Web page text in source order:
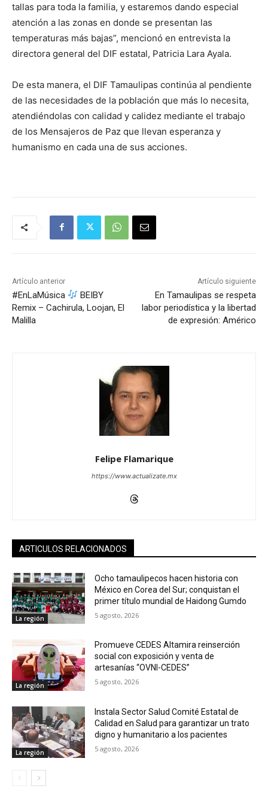
tallas para toda la familia, y estaremos dando especial
atención a las zonas en donde se presentan las
temperaturas más bajas”, mencionó en entrevista la
directora general del DIF estatal, Patricia Lara Ayala.
De esta manera, el DIF Tamaulipas continúa al pendiente
de las necesidades de la población que más lo necesita,
atendiéndolas con calidad y calidez mediante el trabajo
de los Mensajeros de Paz que llevan esperanza y
humanismo en cada una de sus acciones.
Artículo anterior
#EnLaMúsica
BEIBY
Remix – Cachirula, Loojan, El
Malilla
Artículo siguiente
En Tamaulipas se respeta
labor periodística y la libertad
de expresión: Américo
Felipe Flamarique
https://www.actualizate.mx
ARTICULOS RELACIONADOS
La región
Ocho tamaulipecos hacen historia con
México en Corea del Sur; conquistan el
primer título mundial de Haidong Gumdo
5 agosto, 2026
La región
Promueve CEDES Altamira reinserción
social con exposición y venta de
artesanías “OVNI-CEDES”
5 agosto, 2026
La región
Instala Sector Salud Comité Estatal de
Calidad en Salud para garantizar un trato
digno y humanitario a los pacientes
5 agosto, 2026